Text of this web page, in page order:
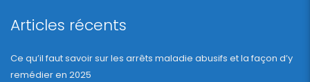
Articles récents
Ce qu’il faut savoir sur les arrêts maladie abusifs et la façon d’y
remédier en 2025